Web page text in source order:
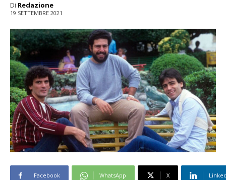
Di Redazione
19 SETTEMBRE 2021
Facebook WhatsApp X